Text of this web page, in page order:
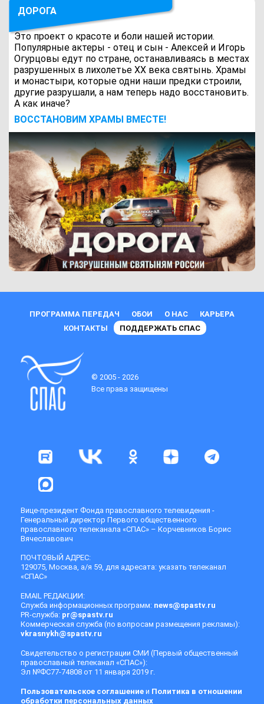
ДОРОГА
Это проект о красоте и боли нашей истории.
Популярные актеры - отец и сын - Алексей и Игорь
Огурцовы едут по стране, останавливаясь в местах
разрушенных в лихолетье ХХ века святынь. Храмы
и монастыри, которые одни наши предки строили,
другие разрушали, а нам теперь надо восстановить.
А как иначе?
ВОCСТАНОВИМ ХРАМЫ ВМЕСТЕ!
ПРОГРАММА ПЕРЕДАЧ ОБОИ О НАС
КАРЬЕРА
КОНТАКТЫ
ПОДДЕРЖАТЬ СПАС
© 2005 - 2026
Все права защищены
Вице-президент Фонда православного телевидения -
Генеральный директор Первого общественного
православного телеканала «СПАС» – Корчевников Борис
Вячеславович
ПОЧТОВЫЙ АДРЕС:
129075, Москва, а/я 59, для адресата: указать телеканал
«СПАС»
EMAIL РЕДАКЦИИ:
Служба информационных программ: news@spastv.ru
PR-служба: pr@spastv.ru
Коммерческая служба (по вопросам размещения рекламы):
vkrasnykh@spastv.ru
Свидетельство о регистрации СМИ (Первый общественный
православный телеканал «СПАС»):
Эл №ФС77-74808 от 11 января 2019 г.
Пользовательское соглашение и Политика в отношении
обработки персональных данных